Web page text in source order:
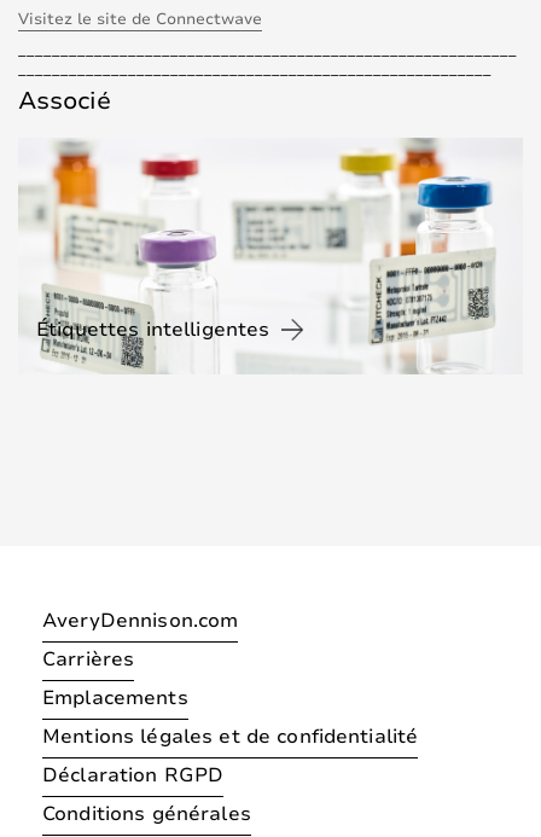
Visitez le site de Connectwave
Associé
Étiquettes intelligentes
AveryDennison.com
Carrières
Emplacements
Mentions légales et de confidentialité
Déclaration RGPD
Conditions générales